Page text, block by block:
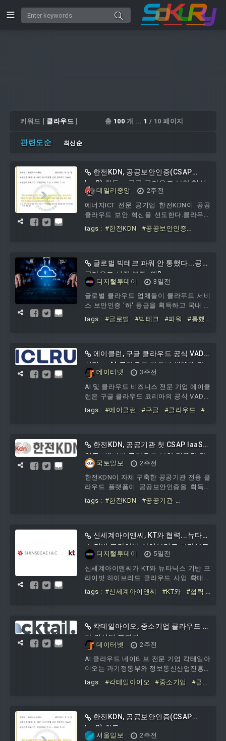
키워드 [ 클라우드 ] 총 100 개 ... 1 / 10 페이지
관련도순 최신순
한전KDN, 공공보안인증(CSAP
IaaS) 취득... 공공 클라우드 보안 혁신
선도데일리중앙
2주전
에너지ICT 전문 공기업 한전KDN이 공공
클라우드 보안 혁신을 선도한다.클라우드
보안인증을 통과한 강력한 서비스형 인프
라를 공급하며 디지털 전환의 든든한 파트
수 있도록 정부가 마련한 클라우드 보안인
증 제도로 단순히 기능이 많거나 저렴한
비용을 따지는 것이 아닌 안전성·신뢰성이
검증된 공공 클라우드 서비스 공급을 위해
정보보호 기준 준수 여
tags : #한전KDN
#공공보안인증
글로벌 빅테크 파워 안 통했다...공공
클라우드 시장 부진, 왜?
디지털투데이
3일전
글로벌 클라우드 업체들이 클라우드 서비
스 보안인증 '하' 등급을 획득하고 국내 공
공 시장 공략에 나섰지만 아직까지 이렇다
할 성과는 내지 못하는 모양새다. 아마존
2025년에 걸쳐 모두 CASP 하 등급을 획득
하고 공공 클라우드 시장에 진출했다. 마
이크로소프트는 2024년 12월, 구글 클라
우드는 지난해 2월, AWS는 3월 각각
CSAP 인증을 받았다.과학기술정보통신부
가 관리하는 CSAP 등급제는 공공
tags : #글로벌 #빅테크 #파워
#통했
에이클런, 구글 클라우드 공식 VAD
선정 ··· AI·클라우드 파트너 생태계 강
화 박차데이터넷
3주전
AI 및 클라우드 비즈니스 전문 기업 에이클
런은 구글 클라우드 코리아의 공식 VAD로
선정됐다고 밝혔다.이번 파트너십을 통해
에이클런은 국내 파트너 및 고객이 구글
우드 생태계 확대에 나설 계획이다.에이클
런은 탄탄한 유통망, 기술 전문성, 차별화
된 부가가치 서비스를 바탕으로 파트너들
이 구글 클라우드의 선도적인 AI, 클라우드
및 구글 워크스페이스 솔루션을 활용해 고
객 성공을 지원할 수 있도
tags : #에이클런 #구글 #클라우드
#
한전KDN, 공공기관 첫 CSAP IaaS
인증…에너지 클라우드 보안 경쟁력 강
화
국토일보
2주전
한전KDN이 자체 구축한 공공기관 전용 클
라우드 플랫폼이 공공보안인증을 획득했
다.공공 에너지 분야에 특화된 보안성과
안정성을 바탕으로 클라우드 서비스 확대
자체 구축·운영 중인 공공기관 전용 클라
우드 플랫폼 'K-ECP'가 공공보안인증을 획
득했다고 밝혔다.CSAP는 정부가 공공기
관의 안전한 클라우드 서비스 이용을 위해
운영하는
tags : #한전KDN
#공공기관
신세계아이앤씨, KT와 협력...뉴타닉
스 기반 프라이빗·하이브리드 클라우드
사업 확장
디지털투데이
5일전
신세계아이앤씨가 KT와 뉴타닉스 기반 프
라이빗·하이브리드 클라우드 사업 확대에
나선다.양사는 신세계아이앤씨 클라우드
전문성과 KT B2B 고객 기반 및 인프라 역
다. 양사가 보유한 서비스와 역량을 연계
해 고객 클라우드 전환 수요를 발굴하고,
프라이빗·하이브리드 클라우드 시장을 확
대해 나갈 계획이다.KT는 뉴타닉스 기반
HCI·DR 서비스인 '클라우드라인 '을 중심
으로 전국 단위 기업 고객 접점과
tags : #신세계아이앤씨 #KT와
#협력
칵테일아이오, 중소기업 클라우드 심
화 컨설팅 본격화
데이터넷
2주전
AI·클라우드 네이티브 전문 기업 칵테일아
이오는 과기정통부와 정보통신산업진흥원
이 주관하는 ‘2026년 중소기업 클라우드
서비스 보급·확산 사업’의 심화 컨설팅 부
기업 지정과 동시에 컨설팅 매칭을 완료하
며 차별화된 전문성을 조기에 입증했다.
그간 축적한 인프라 최적화 노하우를 바탕
tags : #칵테일아이오 #중소기업
#클라
한전KDN, 공공보안인증(CSAP
IaaS) 취득
서울일보
2주전